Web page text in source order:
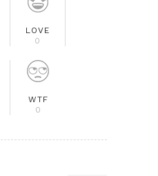
LOVE
0
WTF
0